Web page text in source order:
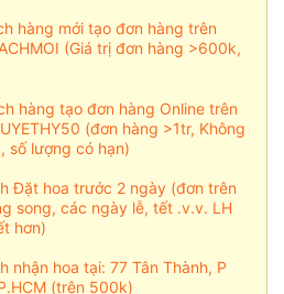
hàng mới tạo đơn hàng trên
(Giá trị đơn hàng >600k,
hàng tạo đơn hàng Online trên
(đơn hàng >1tr, Không
số lượng có hạn)
Đặt hoa trước 2 ngày (đơn trên
song, các ngày lễ, tết .v.v. LH
hơn)
nhận hoa tại: 77 Tân Thành, P
(trên 500k)